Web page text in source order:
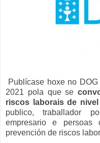
Publícase hoxe no
2021 pola que se
riscos laborais de
publico, traballador
empresario e persoas
prevención de riscos